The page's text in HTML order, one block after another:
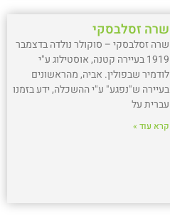
שרה זסלבסקי
שרה זסלבסקי – סוקולר נולדה בדצמבר
1919 בעיירה קטנה, אוסטילוג ע"י
לודמיר שבפולין. אביה, מהראשונים
בעיירה ש"נפגע" ע"י ההשכלה, ידע בזמנו
עברית על
קרא עוד »